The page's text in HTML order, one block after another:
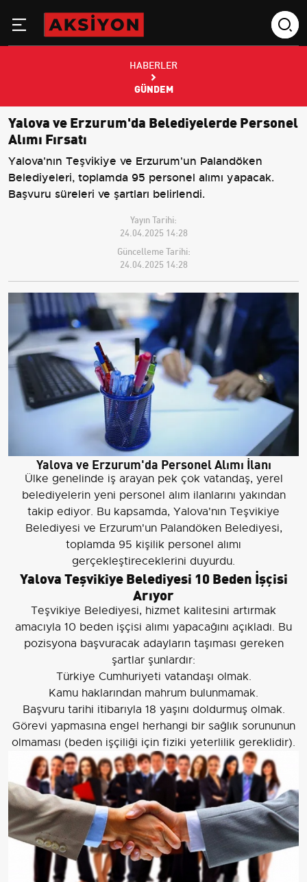
HABERLER
GÜNDEM
Yalova ve Erzurum'da Belediyelerde Personel
Alımı Fırsatı
Yalova'nın Teşvikiye ve Erzurum'un Palandöken
Belediyeleri, toplamda 95 personel alımı yapacak.
Başvuru süreleri ve şartları belirlendi.
Yayın Tarihi:
24.04.2025 14:28
Güncelleme Tarihi:
24.04.2025 14:28
Yalova ve Erzurum'da Personel Alımı İlanı
Ülke genelinde iş arayan pek çok vatandaş, yerel
belediyelerin yeni personel alım ilanlarını yakından
takip ediyor. Bu kapsamda, Yalova'nın Teşvikiye
Belediyesi ve Erzurum'un Palandöken Belediyesi,
toplamda 95 kişilik personel alımı
gerçekleştireceklerini duyurdu.
Yalova Teşvikiye Belediyesi 10 Beden İşçisi
Arıyor
Teşvikiye Belediyesi, hizmet kalitesini artırmak
amacıyla 10 beden işçisi alımı yapacağını açıkladı. Bu
pozisyona başvuracak adayların taşıması gereken
şartlar şunlardır:
Türkiye Cumhuriyeti vatandaşı olmak.
Kamu haklarından mahrum bulunmamak.
Başvuru tarihi itibarıyla 18 yaşını doldurmuş olmak.
Görevi yapmasına engel herhangi bir sağlık sorununun
olmaması (beden işçiliği için fiziki yeterlilik gereklidir).